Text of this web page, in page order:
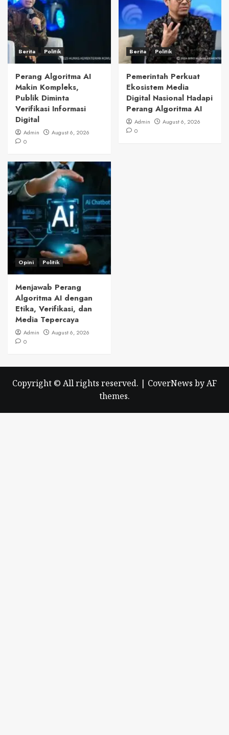
Berita Politik
Perang Algoritma AI
Makin Kompleks,
Publik Diminta
Verifikasi Informasi
Digital
Admin
August 6, 2026
0
Berita Politik
Pemerintah Perkuat
Ekosistem Media
Digital Nasional Hadapi
Perang Algoritma AI
Admin
August 6, 2026
0
Opini Politik
Menjawab Perang
Algoritma AI dengan
Etika, Verifikasi, dan
Media Tepercaya
Admin
August 6, 2026
0
Copyright © All rights reserved. | CoverNews by AF
themes.